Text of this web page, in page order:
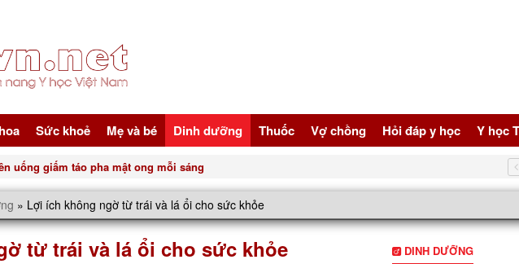
Sức khoẻ Mẹ và bé Dinh dưỡng Thuốc Vợ chồng Hỏi đáp y học Y học
sáng 6 sai lầm khiến bổ sung
» Lợi ích không ngờ từ trái và lá ổi cho sức khỏe
từ trái và lá ổi cho sức khỏe DINH DƯỠNG